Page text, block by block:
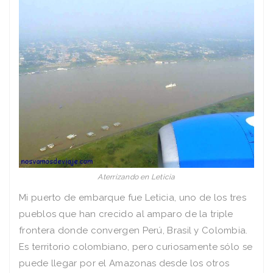
Aterrizando en Leticia
Mi puerto de embarque fue Leticia, uno de los tres
pueblos que han crecido al amparo de la triple
frontera donde convergen Perú, Brasil y Colombia.
Es territorio colombiano, pero curiosamente sólo se
puede llegar por el Amazonas desde los otros